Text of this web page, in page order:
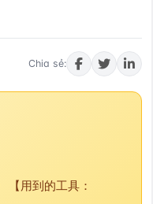
Chia sẻ:
【用到的工具：